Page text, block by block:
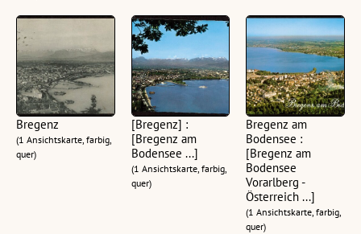
Bregenz
(1 Ansichtskarte, farbig,
quer)
[Bregenz] :
[Bregenz am
Bodensee ...]
(1 Ansichtskarte, farbig,
quer)
Bregenz am
Bodensee :
[Bregenz am
Bodensee
Vorarlberg -
Österreich ...]
(1 Ansichtskarte, farbig,
quer)